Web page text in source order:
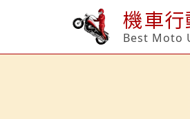
機車
Best Moto